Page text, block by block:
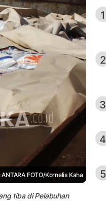
ANTARA FOTO/Kornelis Kaha
tiba di Pelabuhan
1
2
3
4
5